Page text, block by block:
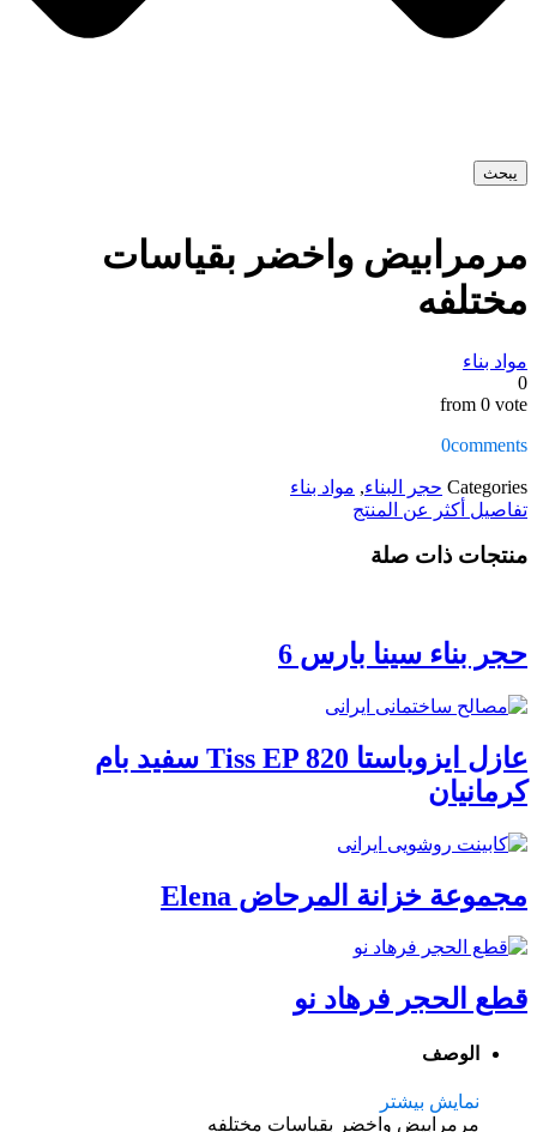
يبحث
مرمرابیض واخضر بقیاسات
مختلفه
مواد بناء
0
from 0 vote
0comments
Categories حجر البناء, مواد بناء
تفاصيل أكثر عن المنتج
منتجات ذات صلة
حجر بناء سينا ​​بارس 6
عازل ایزوباستا Tiss EP 820 سفید بام
کرمانیان
مجموعة خزانة المرحاض Elena
قطع الحجر فرهاد نو
الوصف
نمایش بیشتر
مرمرابیض واخضر بقیاسات مختلفه